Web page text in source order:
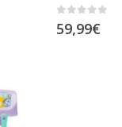
0out of 5
59,99€